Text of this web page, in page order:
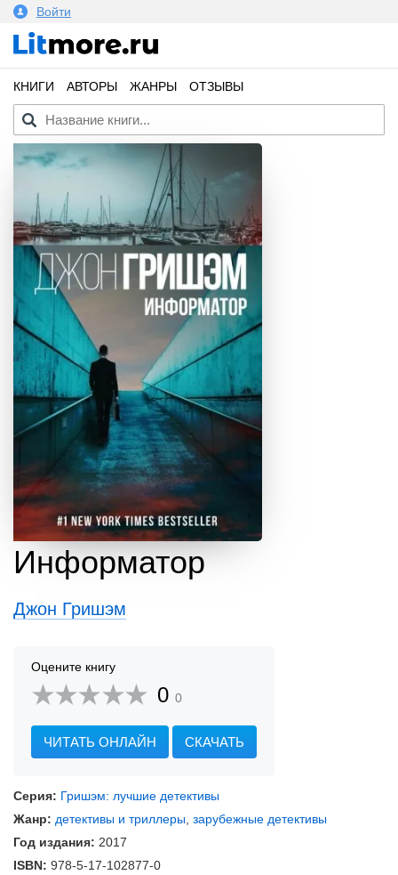
Войти
КНИГИ АВТОРЫ ЖАНРЫ ОТЗЫВЫ
Информатор
Джон Гришэм
Оцените книгу
0 0
ЧИТАТЬ ОНЛАЙН СКАЧАТЬ
Серия: Гришэм: лучшие детективы
Жанр: детективы и триллеры зарубежные детективы
Год издания: 2017
ISBN: 978-5-17-102877-0